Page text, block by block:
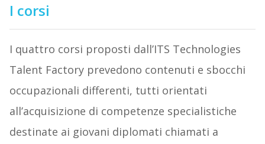
I corsi
I quattro corsi proposti dall’ITS Technologies
Talent Factory prevedono contenuti e sbocchi
occupazionali differenti, tutti orientati
all’acquisizione di competenze specialistiche
destinate ai giovani diplomati chiamati a